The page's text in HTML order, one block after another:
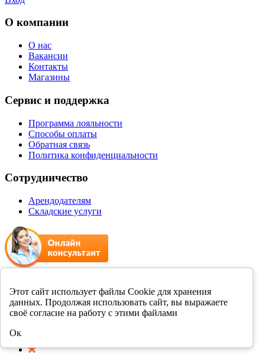
Этот сайт использует файлы Cookie для хранения
данных. Продолжая использовать сайт, вы выражаете
своё согласие на работу с этими файлами
Ок
О компании
О нас
Вакансии
Контакты
Магазины
Сервис и поддержка
Программа лояльности
Способы оплаты
Обратная связь
Политика конфиденциальности
Сотрудничество
Арендодателям
Складские услуги
+7 8412 231989
Мы в соцсетях